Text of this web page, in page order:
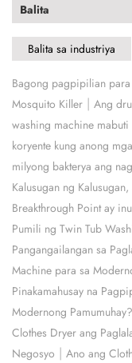
Balita
Balita sa industriya
Bagong pagpipilian
Mosquito Killer | Ang
washing machine mabuti
koryente kung anong
milyong bakterya ang
Kalusugan ng
Breakthrough Point ay
Pumili ng Twin Tub
Pangangailangan sa
Machine para sa
Pinakamahusay na
Modernong Pamumuhay?
Clothes Dryer ang
Negosyo | Ano ang